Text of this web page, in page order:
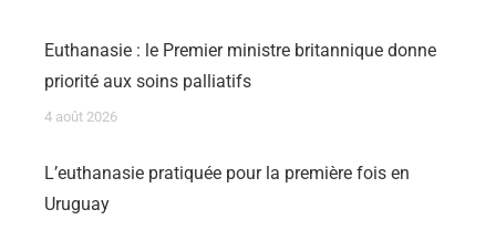
Euthanasie : le Premier ministre britannique donne
priorité aux soins palliatifs
4 août 2026
L’euthanasie pratiquée pour la première fois en
Uruguay